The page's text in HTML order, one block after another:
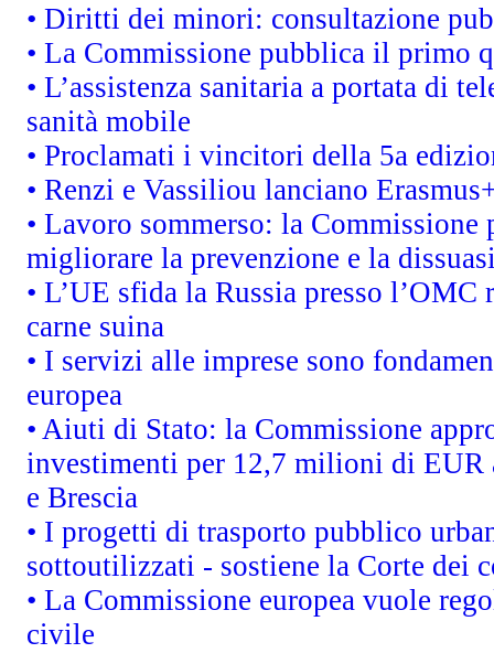
• Diritti dei minori: consultazione
• La Commissione pubblica il primo
• L’assistenza sanitaria a portata di
sanità mobile
• Proclamati i vincitori della 5a
• Renzi e Vassiliou lanciano
• Lavoro sommerso: la
migliorare la prevenzione e la
• L’UE sfida la Russia presso
carne suina
• I servizi alle imprese sono
europea
• Aiuti di Stato: la Commissione
investimenti per 12,7 milioni di
e Brescia
• I progetti di trasporto pubblico
sottoutilizzati - sostiene la Corte dei
• La Commissione europea vuole
civile